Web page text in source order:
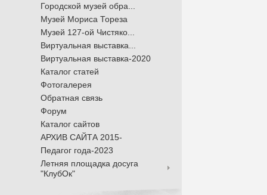
Городской музей обра...
Музей Мориса Тореза
Музей 127-ой Чистяко...
Виртуальная выставка...
Виртуальная выставка-2020
Каталог статей
Фотогалерея
Обратная связь
Форум
Каталог сайтов
АРХИВ САЙТА 2015-
Педагог года-2023
Летняя площадка досуга
"КлубОк"